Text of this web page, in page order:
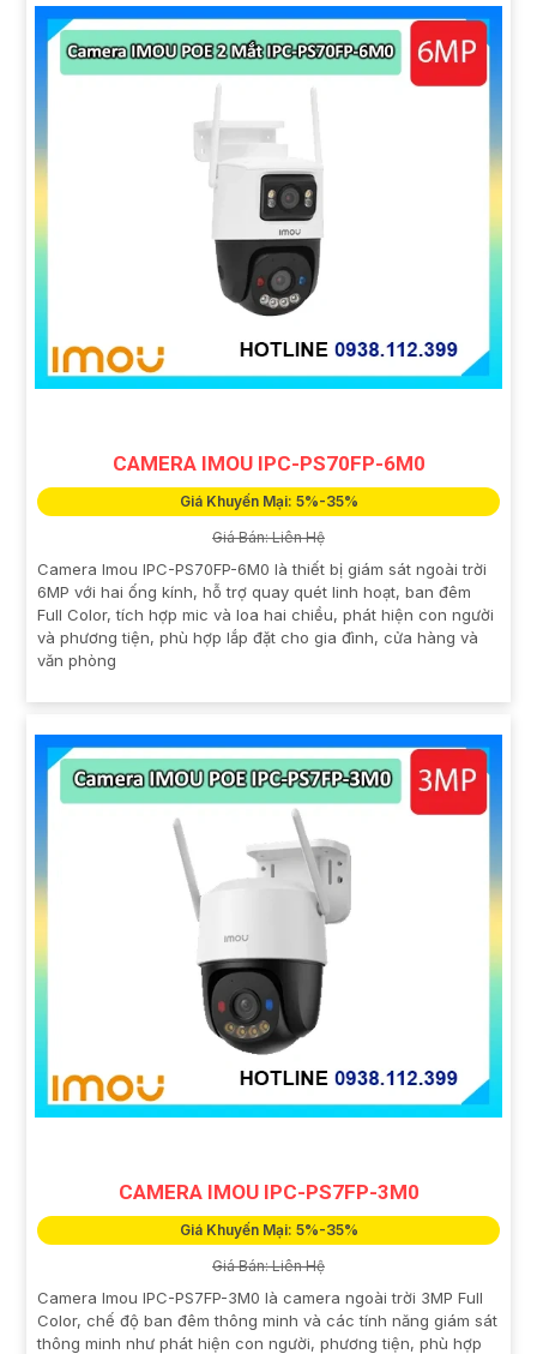
CAMERA IMOU IPC-PS70FP-6M0
Giá Khuyến Mại: 5%-35%
Giá Bán: Liên Hệ
Camera Imou IPC-PS70FP-6M0 là thiết bị giám sát ngoài trời
6MP với hai ống kính, hỗ trợ quay quét linh hoạt, ban đêm
Full Color, tích hợp mic và loa hai chiều, phát hiện con người
và phương tiện, phù hợp lắp đặt cho gia đình, cửa hàng và
văn phòng
CAMERA IMOU IPC-PS7FP-3M0
Giá Khuyến Mại: 5%-35%
Giá Bán: Liên Hệ
Camera Imou IPC-PS7FP-3M0 là camera ngoài trời 3MP Full
Color, chế độ ban đêm thông minh và các tính năng giám sát
thông minh như phát hiện con người, phương tiện, phù hợp